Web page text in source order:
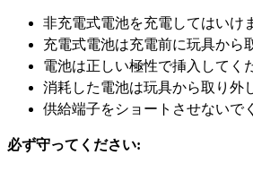
非充電式電池を充電してはいけ
充電式電池は充電前に玩具から
電池は正しい極性で挿入してく
消耗した電池は玩具から取り外
供給端子をショートさせないで
必ず守ってください: